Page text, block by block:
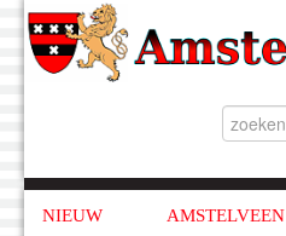
NIEUW AMSTELVEEN